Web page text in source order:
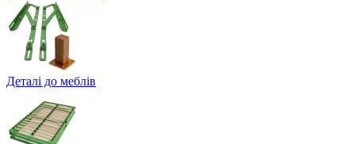
Деталі до меблів